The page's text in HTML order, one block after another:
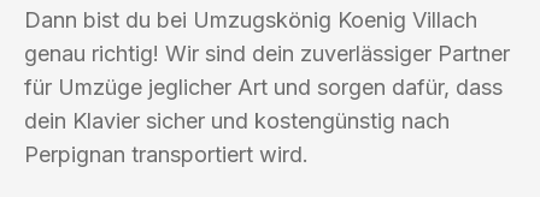
Dann bist du bei Umzugskönig Koenig Villach
genau richtig! Wir sind dein zuverlässiger Partner
für Umzüge jeglicher Art und sorgen dafür, dass
dein Klavier sicher und kostengünstig nach
Perpignan transportiert wird.